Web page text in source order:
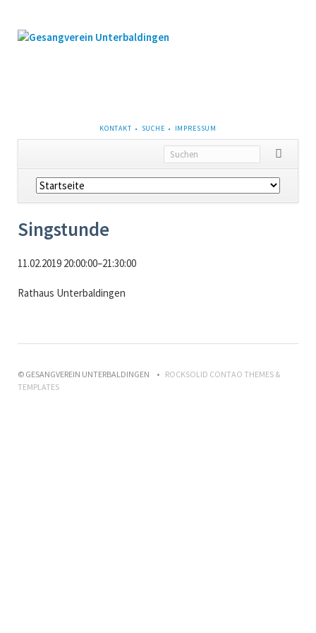
NAVIGATION
ÜBERSPRINGEN
KONTAKT SUCHE IMPRESSUM
Navigation
überspringen
Singstunde
11.02.2019 20:00:00–21:30:00
Rathaus Unterbaldingen
© GESANGVEREIN UNTERBALDINGEN
ROCKSOLID CONTAO THEMES &
TEMPLATES